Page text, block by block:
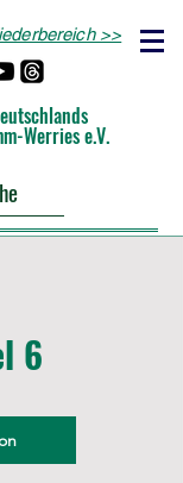
>>
Werries e.V.
6